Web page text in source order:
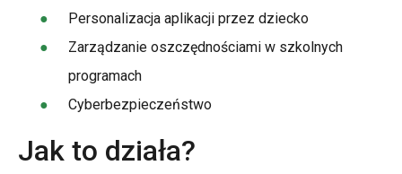
Personalizacja aplikacji przez dziecko
Zarządzanie oszczędnościami w szkolnych
programach
Cyberbezpieczeństwo
Jak to działa?